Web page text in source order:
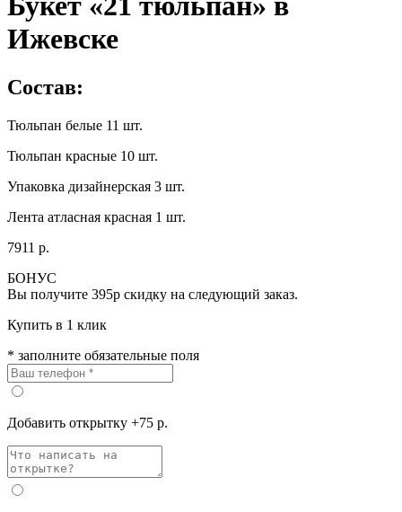
Ижевске
Состав:
Тюльпан белые 11 шт.
Тюльпан красные 10 шт.
Упаковка дизайнерская 3 шт.
Лента атласная красная 1 шт.
7911 р.
БОНУС
Вы получите 395р скидку на следующий заказ.
Купить в 1 клик
* заполните обязательные поля
Добавить открытку +75 р.